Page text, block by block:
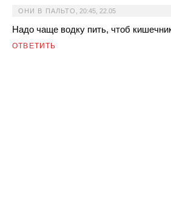
ОНИ В ПАЛЬТО 20:45, 22.05
Надо чаще водку пить, чтоб
ОТВЕТИТЬ